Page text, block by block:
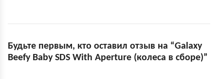
Будьте первым, кто оставил отзыв на “Galaxy
Beefy Baby SDS With Aperture (колеса в сборе)”